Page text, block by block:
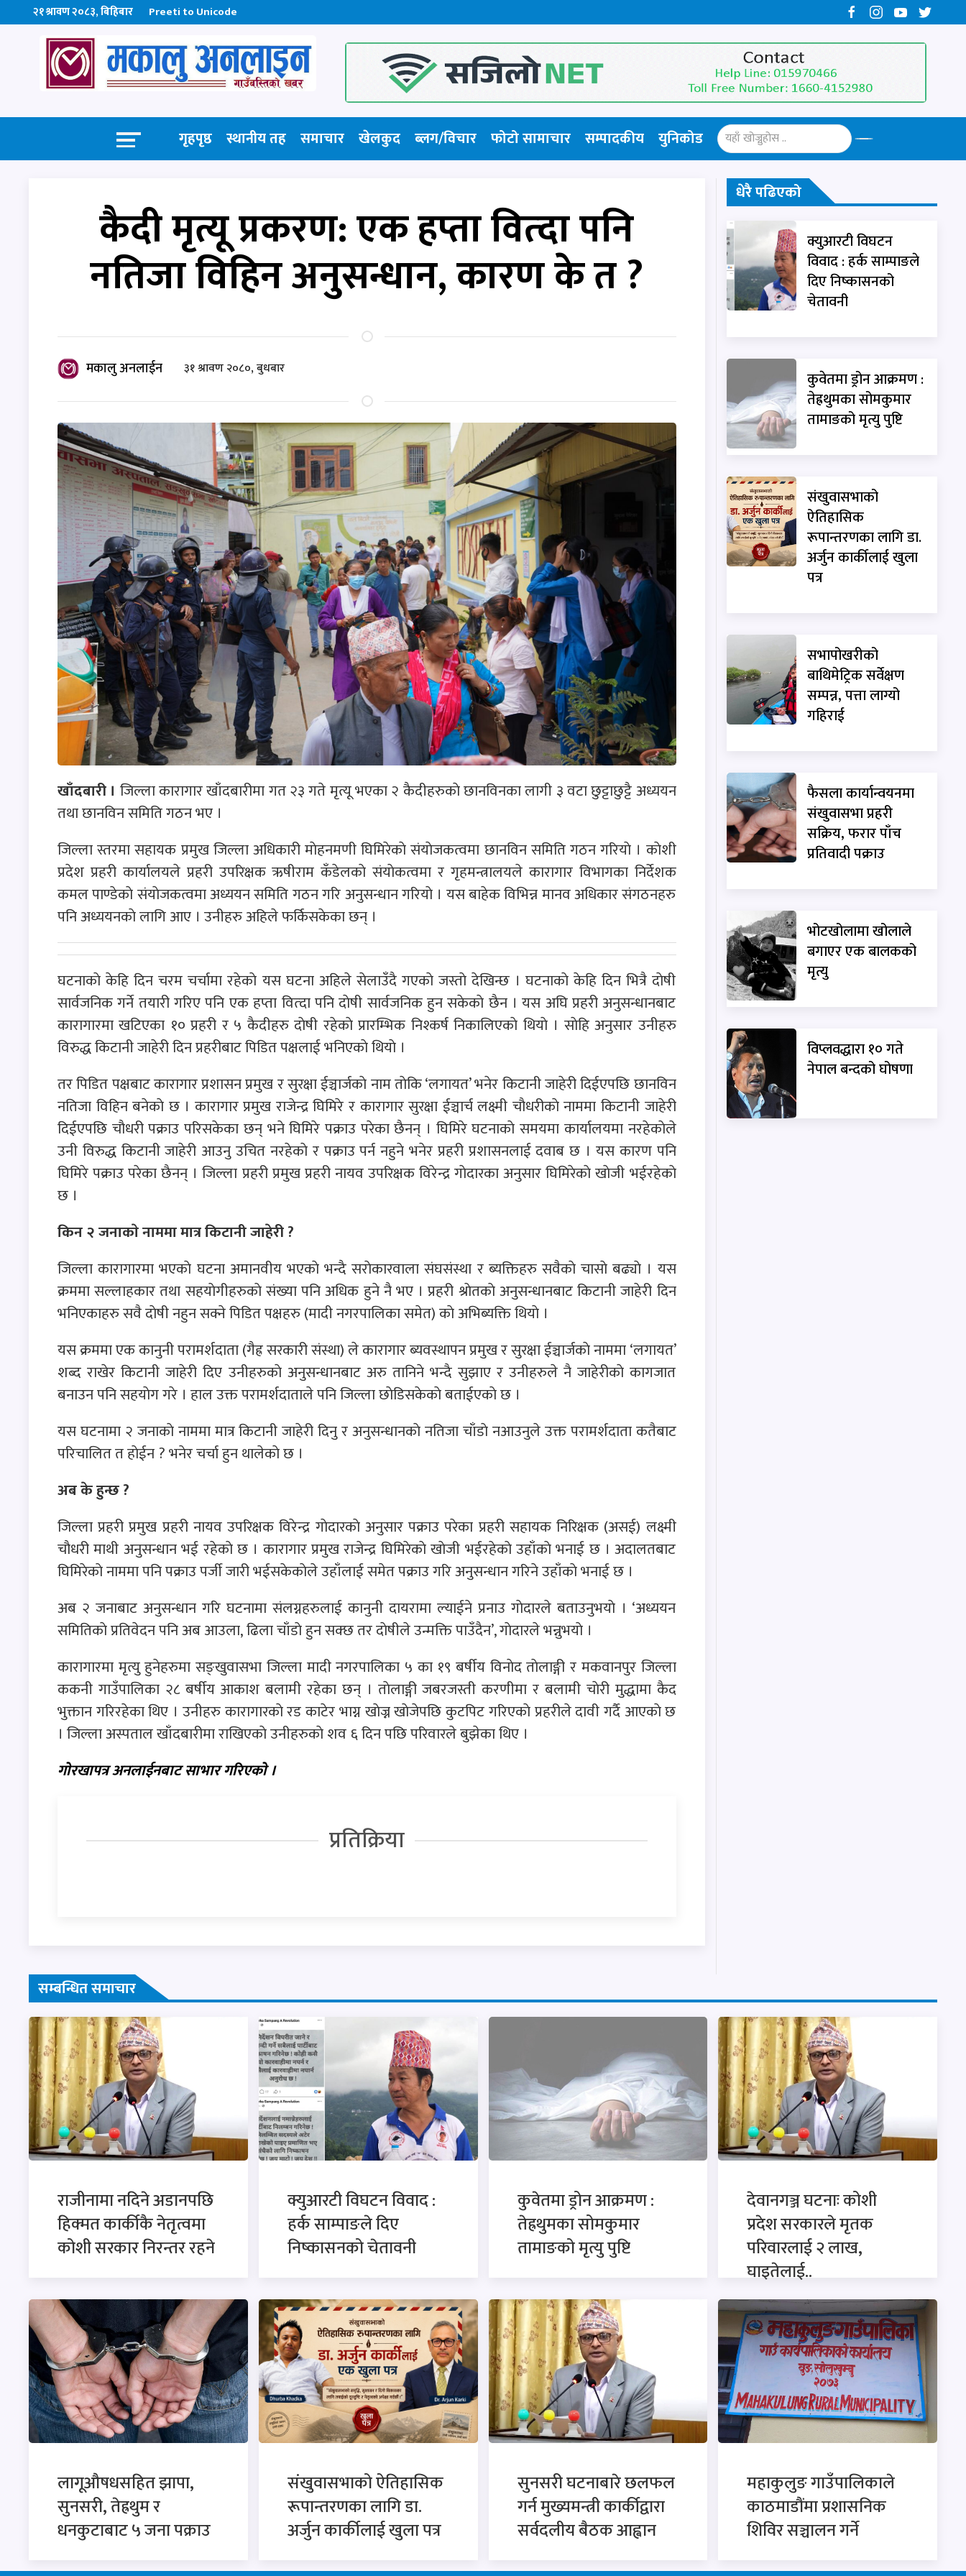
२१ श्रावण २०८३, बिहिबार Preeti to Unicode
गृहपृष्ठ स्थानीय तह समाचार खेलकुद ब्लग/विचार फोटो सामाचार​ सम्पादकीय युनिकोड
कैदी मृत्यू प्रकरण: एक हप्ता वित्दा पनि
नतिजा विहिन अनुसन्धान, कारण के त ?
मकालु अनलाईन ३१ श्रावण २०८०, बुधबार
खाँदबारी । जिल्ला कारागार खाँदबारीमा गत २३ गते मृत्यू भएका २ कैदीहरुकाे छानविनका लागी ३ वटा छुट्टाछुट्टै अध्ययन
तथा छानविन समिति गठन भए ।
जिल्ला स्तरमा सहायक प्रमुख जिल्ला अधिकारी माेहनमणी घिमिरेकाे संयाेजकत्वमा छानविन समिति गठन गरियाे । काेशी
प्रदेश प्रहरी कार्यालयले प्रहरी उपरिक्षक ऋषीराम कँडेलकाे संयाेकत्वमा र गृहमन्त्रालयले कारागार विभागका निर्देशक
कमल पाण्डेकाे संयाेजकत्वमा अध्ययन समिति गठन गरि अनुसन्धान गरियाे । यस बाहेक विभिन्न मानव अधिकार संगठनहरु
पनि अध्ययनकाे लागि आए । उनीहरु अहिले फर्किसकेका छन् ।
घटनाकाे केहि दिन चरम चर्चामा रहेकाे यस घटना अहिले सेलाउँदै गएकाे जस्ताे देखिन्छ । घटनाकाे केहि दिन भित्रै दाेषी
सार्वजनिक गर्ने तयारी गरिए पनि एक हप्ता वित्दा पनि दाेषी सार्वजनिक हुन सकेकाे छैन । यस अघि प्रहरी अनुसन्धानबाट
कारागारमा खटिएका १० प्रहरी र ५ कैदीहरु दाेषी रहेकाे प्रारम्भिक निश्कर्ष निकालिएकाे थियाे । साेहि अनुसार उनीहरु
विरुद्ध किटानी जाहेरी दिन प्रहरीबाट पिडित पक्षलाई भनिएकाे थियाे ।
तर पिडित पक्षबाट कारागार प्रशासन प्रमुख र सुरक्षा ईञ्चार्जकाे नाम ताेकि ‘लगायत’ भनेर किटानी जाहेरी दिईएपछि छानविन
नतिजा विहिन बनेकाे छ । कारागार प्रमुख राजेन्द्र घिमिरे र कारागार सुरक्षा ईञ्चार्च लक्ष्मी चाैधरीकाे नाममा किटानी जाहेरी
दिईएपछि चाैधरी पक्राउ परिसकेका छन् भने घिमिरे पक्राउ परेका छैनन् । घिमिरे घटनाकाे समयमा कार्यालयमा नरहेकाेले
उनी विरुद्ध किटानी जाहेरी आउनु उचित नरहेकाे र पक्राउ पर्न नहुने भनेर प्रहरी प्रशासनलाई दवाब छ । यस कारण पनि
घिमिरे पक्राउ परेका छैनन् । जिल्ला प्रहरी प्रमुख प्रहरी नायव उपरिक्षक विरेन्द्र गाेदारका अनुसार घिमिरेकाे खाेजी भईरहेकाे
छ ।
किन २ जनाकाे नाममा मात्र किटानी जाहेरी ?
जिल्ला कारागारमा भएकाे घटना अमानवीय भएकाे भन्दै सराेकारवाला संघसंस्था र ब्यक्तिहरु सवैकाे चासाे बढ्याे । यस
क्रममा सल्लाहकार तथा सहयाेगीहरुकाे संख्या पनि अधिक हुने नै भए । प्रहरी श्राेतकाे अनुसन्धानबाट किटानी जाहेरी दिन
भनिएकाहरु सवै दाेषी नहुन सक्ने पिडित पक्षहरु (मादी नगरपालिका समेत) काे अभिब्यक्ति थियाे ।
यस क्रममा एक कानुनी परामर्शदाता (गैह्र सरकारी संस्था) ले कारागार ब्यवस्थापन प्रमुख र सुरक्षा ईञ्चार्जकाे नाममा ‘लगायत’
शब्द राखेर किटानी जाहेरी दिए उनीहरुकाे अनुसन्धानबाट अरु तानिने भन्दै सुझाए र उनीहरुले नै जाहेरीकाे कागजात
बनाउन पनि सहयाेग गरे । हाल उक्त परामर्शदाताले पनि जिल्ला छाेडिसकेकाे बताईएकाे छ ।
यस घटनामा २ जनाकाे नाममा मात्र किटानी जाहेरी दिनु र अनुसन्धानकाे नतिजा चाँडाे नआउनुले उक्त परामर्शदाता कतैबाट
परिचालित त हाेईन ? भनेर चर्चा हुन थालेकाे छ ।
अब के हुन्छ ?
जिल्ला प्रहरी प्रमुख प्रहरी नायव उपरिक्षक विरेन्द्र गाेदारकाे अनुसार पक्राउ परेका प्रहरी सहायक निरिक्षक (असई) लक्ष्मी
चाैधरी माथी अनुसन्धान भई रहेकाे छ । कारागार प्रमुख राजेन्द्र घिमिरेकाे खाेजी भईरहेकाे उहाँकाे भनाई छ । अदालतबाट
घिमिरेकाे नाममा पनि पक्राउ पर्जी जारी भईसकेकाेले उहाँलाई समेत पक्राउ गरि अनुसन्धान गरिने उहाँकाे भनाई छ ।
अब २ जनाबाट अनुसन्धान गरि घटनामा संलग्नहरुलाई कानुनी दायरामा ल्याईने प्रनाउ गाेदारले बताउनुभयाे । ‘अध्ययन
समितिकाे प्रतिवेदन पनि अब आउला, ढिला चाँडाे हुन सक्छ तर दाेषीले उन्मक्ति पाउँदैन’, गाेदारले भन्नुभयाे ।
कारागारमा मृत्यु हुनेहरुमा सङ्खुवासभा जिल्ला मादी नगरपालिका ५ का १९ बर्षीय विनाेद ताेलाङ्गी र मकवानपुर जिल्ला
ककनी गाउँपालिका २८ बर्षीय आकाश बलामी रहेका छन् । ताेलाङ्गी जबरजस्ती करणीमा र बलामी चाेरी मुद्धामा कैद
भुक्तान गरिरहेका थिए । उनीहरु कारागारकाे रड काटेर भाग्न खाेज्न खाेजेपछि कुटपिट गरिएकाे प्रहरीले दावी गर्दै आएकाे छ
। जिल्ला अस्पताल खाँदबारीमा राखिएकाे उनीहरुकाे शव ६ दिन पछि परिवारले बुझेका थिए ।
गाेरखापत्र अनलाईनबाट साभार गरिएकाे ।
प्रतिक्रिया
धेरै पढिएको
क्युआरटी विघटन
विवाद : हर्क साम्पाङले
दिए निष्कासनको
चेतावनी
कुवेतमा ड्रोन आक्रमण :
तेह्रथुमका सोमकुमार
तामाङको मृत्यु पुष्टि
संखुवासभाको
ऐतिहासिक
रूपान्तरणका लागि डा.
अर्जुन कार्कीलाई खुला
पत्र
सभापोखरीको
बाथिमेट्रिक सर्वेक्षण
सम्पन्न, पत्ता लाग्यो
गहिराई
फैसला कार्यान्वयनमा
संखुवासभा प्रहरी
सक्रिय, फरार पाँच
प्रतिवादी पक्राउ
भोटखोलामा खोलाले
बगाएर एक बालकको
मृत्यु
विप्लवद्धारा १० गते
नेपाल बन्दको घोषणा
सम्बन्धित समाचार
राजीनामा नदिने अडानपछि
हिक्मत कार्कीकै नेतृत्वमा
कोशी सरकार निरन्तर रहने
क्युआरटी विघटन विवाद :
हर्क साम्पाङले दिए
निष्कासनको चेतावनी
कुवेतमा ड्रोन आक्रमण :
तेह्रथुमका सोमकुमार
तामाङको मृत्यु पुष्टि
देवानगञ्ज घटनाः कोशी
प्रदेश सरकारले मृतक
परिवारलाई २ लाख,
घाइतेलाई..
लागूऔषधसहित झापा,
सुनसरी, तेह्रथुम र
धनकुटाबाट ५ जना पक्राउ
संखुवासभाको ऐतिहासिक
रूपान्तरणका लागि डा.
अर्जुन कार्कीलाई खुला पत्र
सुनसरी घटनाबारे छलफल
गर्न मुख्यमन्त्री कार्कीद्वारा
सर्वदलीय बैठक आह्वान
महाकुलुङ गाउँपालिकाले
काठमाडौंमा प्रशासनिक
शिविर सञ्चालन गर्ने